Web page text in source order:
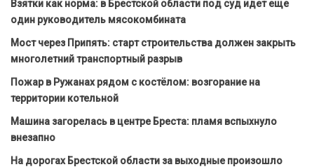
Взятки как норма: в Брестской области под суд идет еще
один руководитель мясокомбината
Мост через Припять: старт строительства должен закрыть
многолетний транспортный разрыв
Пожар в Ружанах рядом с костёлом: возгорание на
территории котельной
Машина загорелась в центре Бреста: пламя вспыхнуло
внезапно
На дорогах Брестской области за выходные произошло